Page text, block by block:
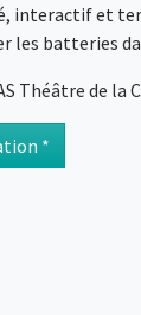
interactif et
les batteries
Théâtre de la
*